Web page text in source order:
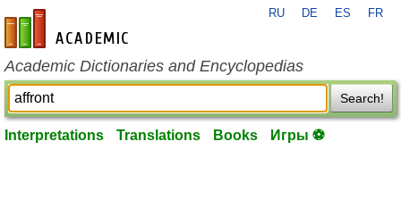
en-academic.com
RU DE ES FR
Academic Dictionaries and Encyclopedias
Search!
Interpretations Translations Books Игры ⚽